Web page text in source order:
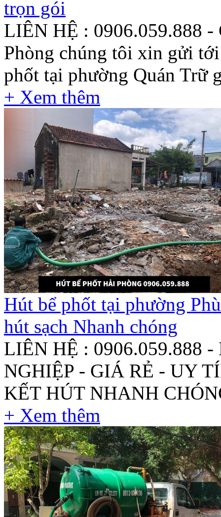
trọn gói
LIÊN HỆ : 0906.059.888
Phòng chúng tôi xin gửi
phốt tại phường Quán Trữ
+ Xem thêm
Hút bể phốt tại phường
hút sạch Nhanh chóng
LIÊN HỆ : 0906.059.888
NGHIỆP - GIÁ RẺ - UY
KẾT HÚT NHANH
+ Xem thêm